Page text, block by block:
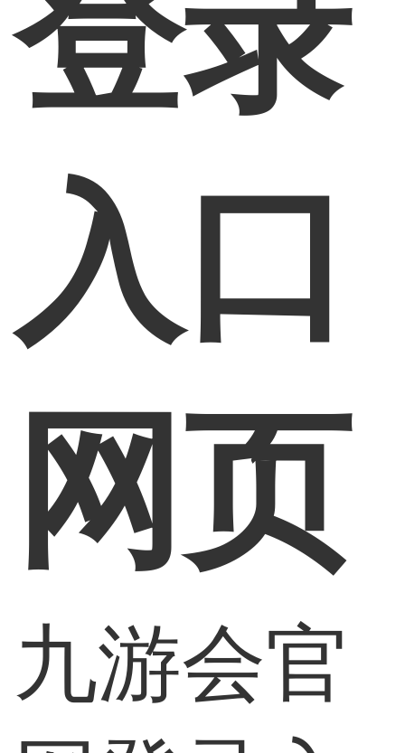
入口
网页
九游会官